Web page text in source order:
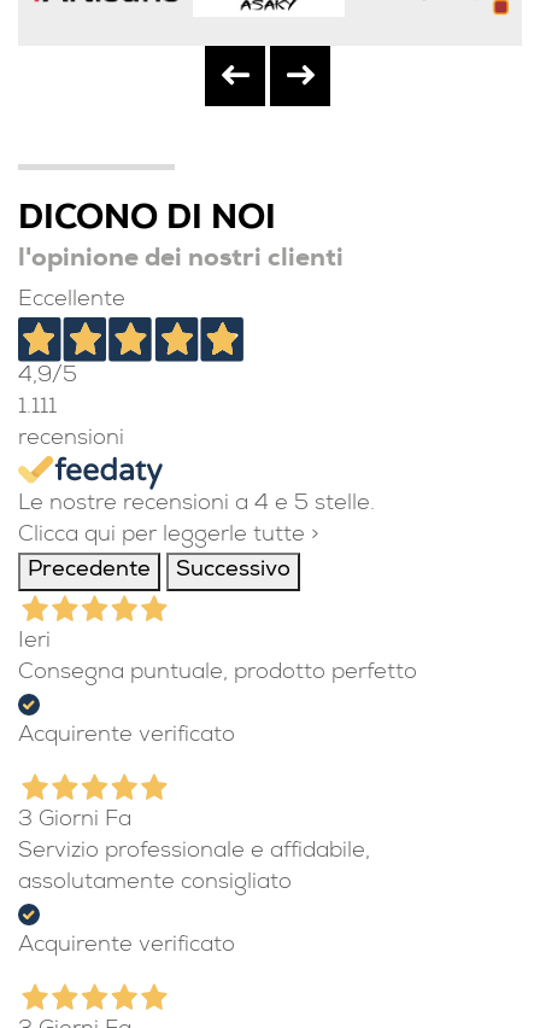
DICONO DI NOI
l'opinione dei nostri clienti
Eccellente
4,9/5
1.111
recensioni
Le nostre recensioni a 4 e 5 stelle.
Clicca qui per leggerle tutte >
Precedente
Successivo
Ieri
Acquirente verificato
3 Giorni Fa
Servizio professionale e affidabile,